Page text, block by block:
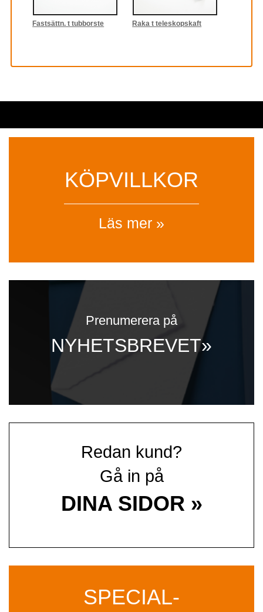
Fastsättn. t tubborste Raka t teleskopskaft
KÖPVILLKOR
Läs mer »
Prenumerera på
NYHETSBREVET»
Redan kund?
Gå in på
DINA SIDOR »
SPECIAL­